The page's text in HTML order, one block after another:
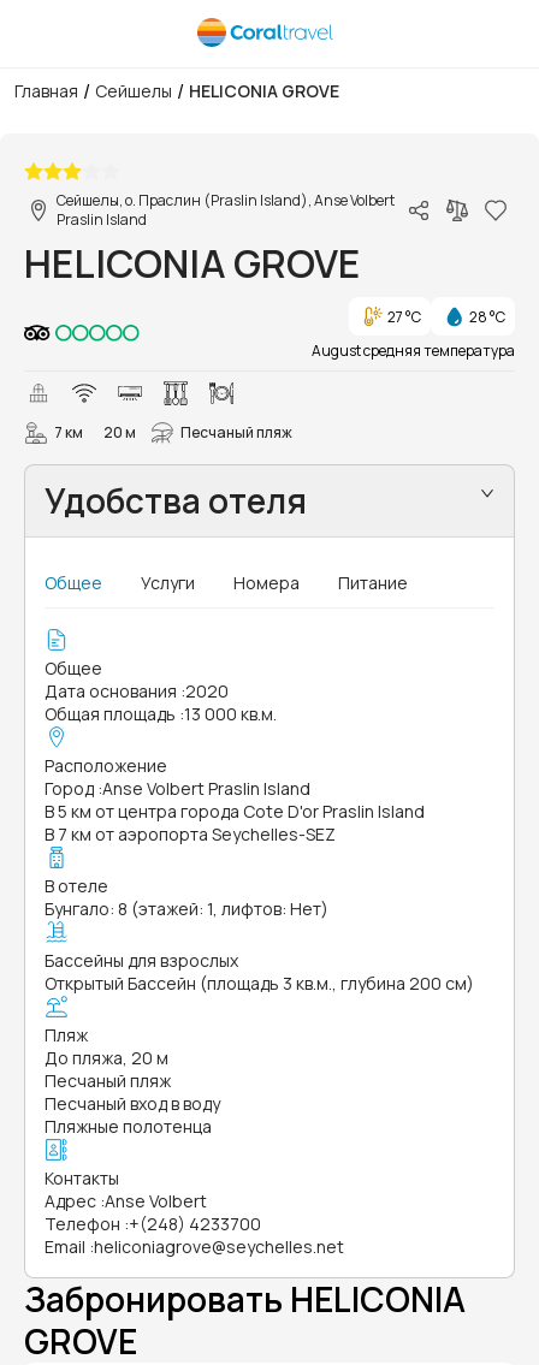
Главная / Сейшелы / HELICONIA GROVE
Сейшелы, о. Праслин (Praslin Island), Anse Volbert
Praslin Island
HELICONIA GROVE
27 °C
28 °C
August средняя температура
7 км 20 м Песчаный пляж
Удобства отеля
Общее Услуги Номера Питание
Общее
Дата основания :2020
Общая площадь :13 000 кв.м.
Расположение
Город :Anse Volbert Praslin Island
В 5 км от центра города Cote D'or Praslin Island
В 7 км от аэропорта Seychelles-SEZ
В отеле
Бунгало: 8 (этажей: 1, лифтов: Нет)
Бассейны для взрослых
Открытый Бассейн (площадь 3 кв.м., глубина 200 см)
Пляж
До пляжа, 20 м
Песчаный пляж
Песчаный вход в воду
Пляжные полотенца
Контакты
Адрес :Anse Volbert
Телефон :+(248) 4233700
Email :heliconiagrove@seychelles.net
Забронировать HELICONIA
GROVE